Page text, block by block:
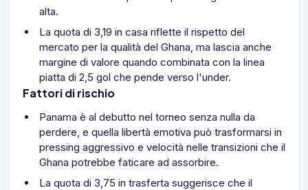
alta.
La quota di 3,19 in casa riflette il rispetto del
mercato per la qualità del Ghana, ma lascia anche
margine di valore quando combinata con la linea
piatta di 2,5 gol che pende verso l'under.
Fattori di rischio
Panama è al debutto nel torneo senza nulla da
perdere, e quella libertà emotiva può trasformarsi in
pressing aggressivo e velocità nelle transizioni che il
Ghana potrebbe faticare ad assorbire.
La quota di 3,75 in trasferta suggerisce che il